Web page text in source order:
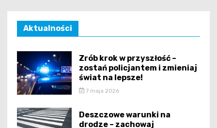
Aktualności
Zrób krok w przyszłość –
zostań policjantem i zmieniaj
świat na lepsze!
7 maja 2026
Deszczowe warunki na
drodze – zachowaj